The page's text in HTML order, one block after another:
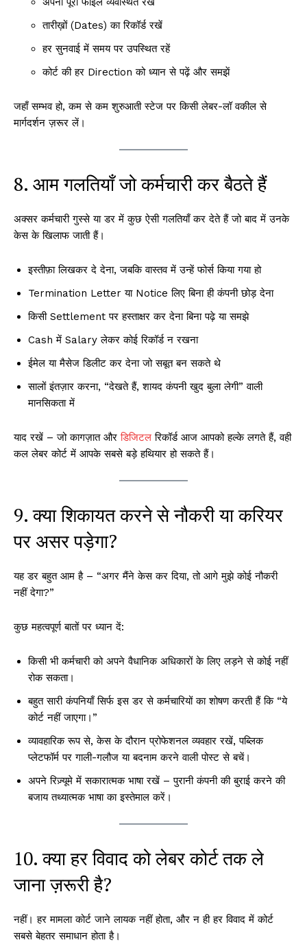
तारीख़ों (Dates) का रिकॉर्ड रखें
हर सुनवाई में समय पर उपस्थित रहें
कोर्ट की हर Direction को ध्यान से पढ़ें और समझें
जहाँ सम्भव हो, कम से कम शुरुआती स्टेज पर किसी लेबर-लॉ वकील से
मार्गदर्शन ज़रूर लें।
8. आम गलतियाँ जो कर्मचारी कर बैठते हैं
अक्सर कर्मचारी गुस्से या डर में कुछ ऐसी गलतियाँ कर देते हैं जो बाद में उनके
केस के खिलाफ जाती हैं।
इस्तीफ़ा लिखकर दे देना, जबकि वास्तव में उन्हें फोर्स किया गया हो
Termination Letter या Notice लिए बिना ही कंपनी छोड़ देना
किसी Settlement पर हस्ताक्षर कर देना बिना पढ़े या समझे
Cash में Salary लेकर कोई रिकॉर्ड न रखना
ईमेल या मैसेज डिलीट कर देना जो सबूत बन सकते थे
सालों इंतज़ार करना, “देखते हैं, शायद कंपनी खुद बुला लेगी” वाली
मानसिकता में
याद रखें – जो कागज़ात औरडिजिटल रिकॉर्ड आज आपको हल्के लगते हैं, वही
कल लेबर कोर्ट में आपके सबसे बड़े हथियार हो सकते हैं।
9. क्या शिकायत करने से नौकरी या करियर
पर असर पड़ेगा?
यह डर बहुत आम है – “अगर मैंने केस कर दिया, तो आगे मुझे कोई नौकरी
नहीं देगा?”
कुछ महत्वपूर्ण बातों पर ध्यान दें:
किसी भी कर्मचारी को अपने वैधानिक अधिकारों के लिए लड़ने से कोई नहीं
रोक सकता।
बहुत सारी कंपनियाँ सिर्फ इस डर से कर्मचारियों का शोषण करती हैं कि “ये
कोर्ट नहीं जाएगा।”
व्यावहारिक रूप से, केस के दौरान प्रोफेशनल व्यवहार रखें, पब्लिक
प्लेटफॉर्म पर गाली-गलौज या बदनाम करने वाली पोस्ट से बचें।
अपने रिज़्यूमे में सकारात्मक भाषा रखें – पुरानी कंपनी की बुराई करने की
बजाय तथ्यात्मक भाषा का इस्तेमाल करें।
10. क्या हर विवाद को लेबर कोर्ट तक ले
जाना ज़रूरी है?
नहीं। हर मामला कोर्ट जाने लायक नहीं होता, और न ही हर विवाद में कोर्ट
सबसे बेहतर समाधान होता है।